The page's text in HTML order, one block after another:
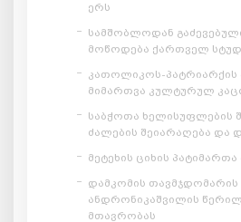
ერს
სამშობლოდან
მოწოდება ქართველ
კათოლიკოს-პატრიარქის
მიმართვა კულტურულ
საბჭოთა ხელისუფლების
ძალების შეიარაღება და
მეტეხის ციხის
დამკომის თავმჯდომარის
ანდრონიკაშვილის
მთავრობას